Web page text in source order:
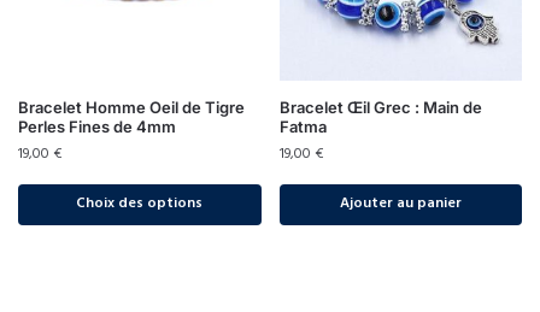
Bracelet Homme Oeil de Tigre
Perles Fines de 4mm
19,00 €
Choix des options
Bracelet Œil Grec : Main de
Fatma
19,00 €
Ajouter au panier